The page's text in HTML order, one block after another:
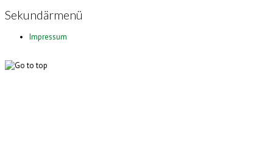
Sekundärmenü
Impressum